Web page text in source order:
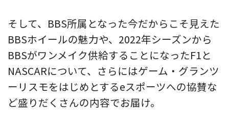
そして、BBS所属となった今だからこそ見えた
BBSホイールの魅力や、2022年シーズンから
BBSがワンメイク供給することになったF1と
NASCARについて、さらにはゲーム・グランツ
ーリスモをはじめとするeスポーツへの協賛な
ど盛りだくさんの内容でお届け。